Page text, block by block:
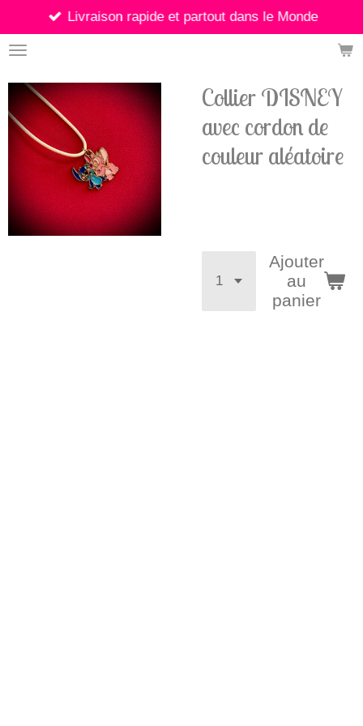
Passer
au
contenu
Livraison rapide et partout dans le Monde
Collier DISNEY
avec cordon de
couleur aléatoire
Ajouter
au
panier